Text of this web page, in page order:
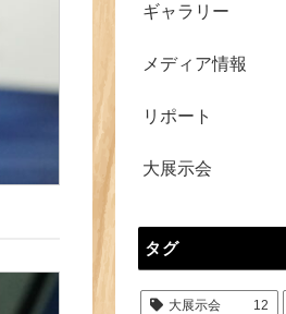
ギャラリー
メディア情報
リポート
大展示会
タグ
大展示会 12